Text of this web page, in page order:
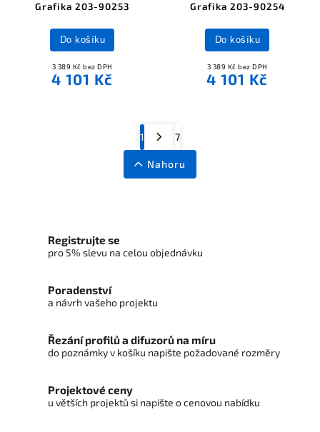
Grafika 203-90253
3 389 Kč bez DPH
4 101 Kč
Do košíku
Grafika 203-90254
3 389 Kč bez DPH
4 101 Kč
Do košíku
1 7
Nahoru
Registrujte se
pro 5% slevu na celou objednávku
Poradenství
a návrh vašeho projektu
Řezání profilů a difuzorů na míru
do poznámky v košíku napište požadované rozměry
Projektové ceny
u větších projektů si napište o cenovou nabídku